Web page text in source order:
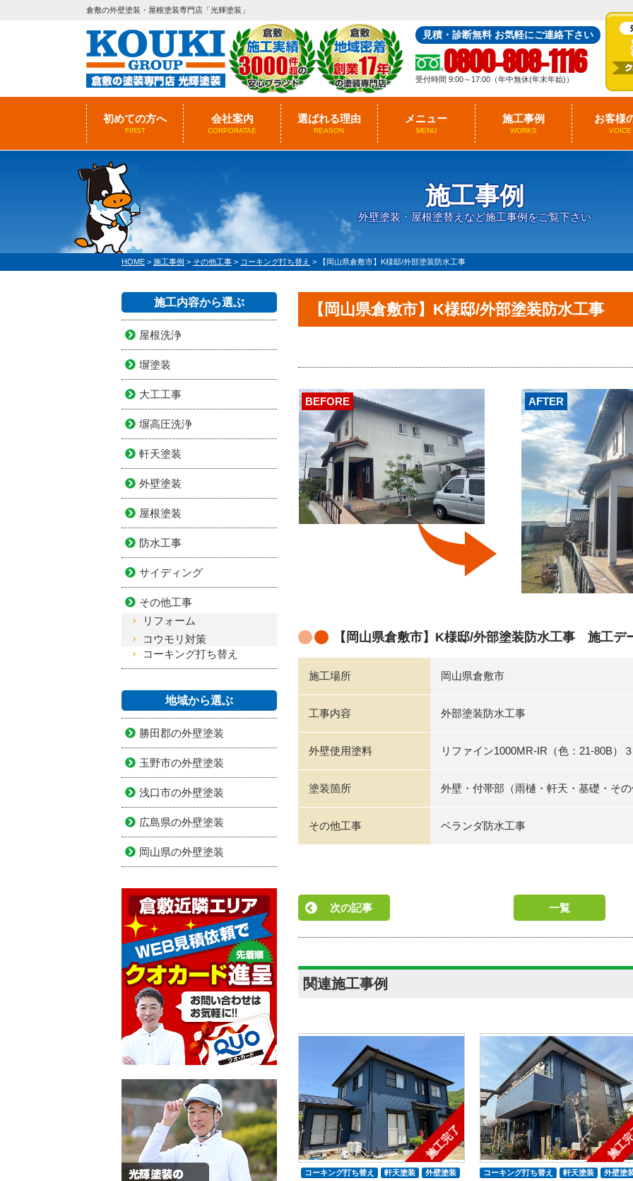
倉敷の外壁塗装・屋根塗装専門店「光輝塗装」
見積・診断無料 お気軽にご連絡下さい
0800-808-1116
受付時間 9:00～17:00（年中無休(年末年始)）
初めての方へ
FIRST
会社案内
CORPORATAE
選ばれる理由
REASON
メニュー
MENU
施工事例
WORKS
お客様
VOICE
施工事例
外壁塗装・屋根塗替えなど施工事例をご覧下さい
HOME > 施工事例 > その他工事 > コーキング打ち替え > 【岡山県倉敷市】K様邸/外部塗装防水工事
【岡山県倉敷市】K様邸/外部塗装防水工事
AFTER
BEFORE
【岡山県倉敷市】K様邸/外部塗装防水工事 施工デ
施工場所 岡山県倉敷市
工事内容 外部塗装防水工事
外壁使用塗料 リファイン1000MR-IR（色：21-80B）
塗装箇所 外壁・付帯部（雨樋・軒天・基礎・そ
その他工事 ベランダ防水工事
次の記事 一覧
関連施工事例
施工完了
コーキング打ち替え 軒天塗装
外壁塗装
施工
コーキング打ち替え 軒天塗装 外壁塗
施工内容から選ぶ
屋根洗浄
塀塗装
大工工事
塀高圧洗浄
軒天塗装
外壁塗装
屋根塗装
防水工事
サイディング
その他工事
リフォーム
コウモリ対策
コーキング打ち替え
地域から選ぶ
勝田郡の外壁塗装
玉野市の外壁塗装
浅口市の外壁塗装
広島県の外壁塗装
岡山県の外壁塗装